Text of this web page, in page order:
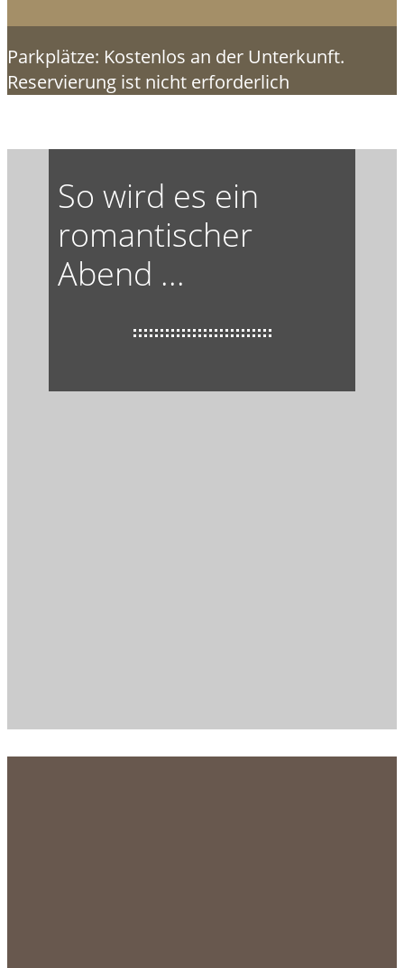
Parkplätze: Kostenlos an der Unterkunft.
Reservierung ist nicht erforderlich
So wird es ein
romantischer
Abend ...